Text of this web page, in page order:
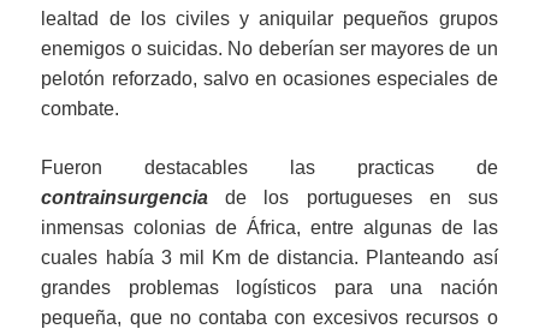
lealtad de los civiles y aniquilar pequeños grupos
enemigos o suicidas. No deberían ser mayores de un
pelotón reforzado, salvo en ocasiones especiales de
combate.
Fueron destacables las practicas de
contrainsurgencia de los portugueses en sus
inmensas colonias de África, entre algunas de las
cuales había 3 mil Km de distancia. Planteando así
grandes problemas logísticos para una nación
pequeña, que no contaba con excesivos recursos o